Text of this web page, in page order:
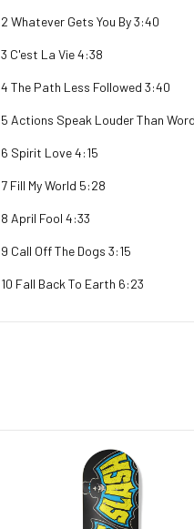
2 Whatever Gets You By 3:40
3 C'est La Vie 4:38
4 The Path Less Followed 3:40
5 Actions Speak Louder Than
6 Spirit Love 4:15
7 Fill My World 5:28
8 April Fool 4:33
9 Call Off The Dogs 3:15
10 Fall Back To Earth 6:23